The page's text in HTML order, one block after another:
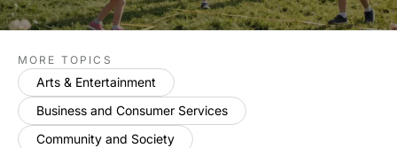
MORE TOPICS
Arts & Entertainment
Business and Consumer Services
Community and Society